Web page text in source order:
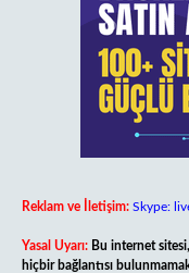
Reklam ve İletişim: Skype:
Yasal Uyarı: Bu internet
hiçbir bağlantısı